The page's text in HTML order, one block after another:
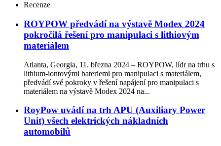
Recenze
ROYPOW předvádí na výstavě Modex 2024
pokročilá řešení pro manipulaci s lithiovým
materiálem
Atlanta, Georgia, 11. března 2024 – ROYPOW, lídr na trhu s
lithium-iontovými bateriemi pro manipulaci s materiálem,
předvádí své pokroky v řešení napájení pro manipulaci s
materiálem na výstavě Modex 2024 na...
RoyPow uvádí na trh APU (Auxiliary Power
Unit) všech elektrických nákladních
automobilů